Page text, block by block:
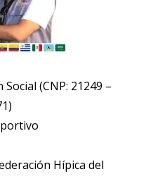
(CNP: 21249 –
Hípica del